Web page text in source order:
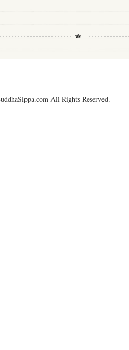
All Rights Reserved.